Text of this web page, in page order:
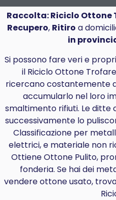
Raccolta: Riciclo Ottone
Recupero, Ritiro a
in
Si possono fare veri e
il Riciclo Ottone
ricercano costantemente
accumularlo nel loro
smaltimento rifiuti. Le ditte
successivamente lo
Classificazione per
elettrici, e materiale non
Ottiene Ottone Pulito,
fonderia. Se hai dei
vendere ottone usato,